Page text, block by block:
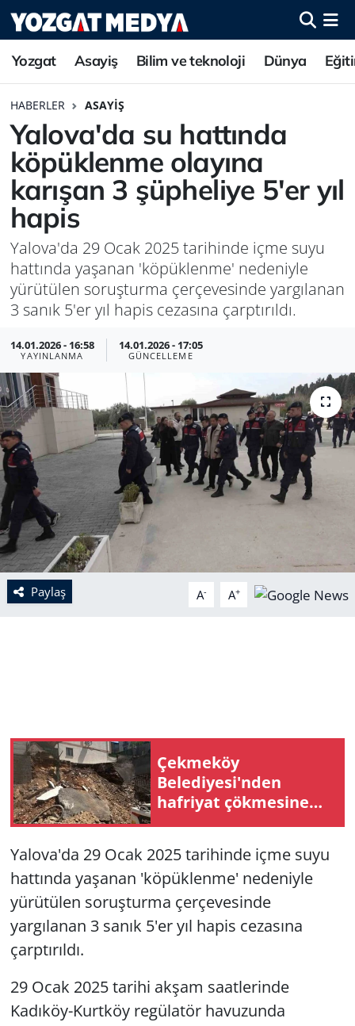
Yozgat Asayiş Bilim ve teknoloji Dünya
HABERLER ASAYIŞ
Yalova'da su hattında
köpüklenme olayına
karışan 3 şüpheliye 5'er yıl
hapis
Yalova'da 29 Ocak 2025 tarihinde içme suyu
hattında yaşanan 'köpüklenme' nedeniyle
yürütülen soruşturma çerçevesinde yargılanan
3 sanık 5'er yıl hapis cezasına çarptırıldı.
14.01.2026 - 16:58
YAYINLANMA
14.01.2026 - 17:05
GÜNCELLEME
Paylaş A- A+
Çekmeköy
Belediyesi'nden
hafriyat çökmesine
ilişkin açıklama
Yalova'da 29 Ocak 2025 tarihinde içme suyu
hattında yaşanan 'köpüklenme' nedeniyle
yürütülen soruşturma çerçevesinde
yargılanan 3 sanık 5'er yıl hapis cezasına
çarptırıldı.
29 Ocak 2025 tarihi akşam saatlerinde
Kadıköy-Kurtköy regülatör havuzunda